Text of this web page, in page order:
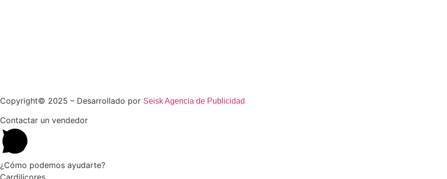
Copyright© 2025 – Desarrollado por Seisk Agencia de Publicidad
Contactar un vendedor
¿Cómo podemos ayudarte?
Cardilicores